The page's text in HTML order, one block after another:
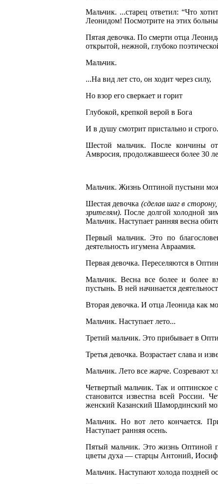
Мальчик. ...старец ответил: “Что
Леонидом! Посмотрите на этих
Пятая девочка. По смерти отца
открытой, нежной, глубоко
Мальчик.
...На вид лет сто, он ходит через силу,
Но взор его сверкает и горит
Глубокой, крепкой верой в Бога
И в душу смотрит пристально и строго.
Шестой мальчик. После кончины
Амвросия, продолжавшееся более 30
Мальчик. Жизнь Оптиной пустыни
Шестая девочка (сделав шаг в
зрителям).После долгой холодной
Мальчик. Наступает ранняя весна
Первый мальчик. Это по
деятельность игумена Авраамия.
Первая девочка. Переселяются в
Мальчик. Весна все более и более
пустынь. В ней начинается
Вторая девочка. И отца Леонида как
Мальчик. Наступает лето...
Третий мальчик. Это прибывает в
Третья девочка. Возрастает слава и
Мальчик. Лето все жарче. Созревают
Четвертый мальчик. Так и оптинское
становится известна всей России.
женский Казанский Шамординский
Мальчик. Но вот лето кончается.
Наступает ранняя осень.
Пятый мальчик. Это жизнь Оптиной
цветы духа — старцы Антоний,
Мальчик. Наступают холода поздней